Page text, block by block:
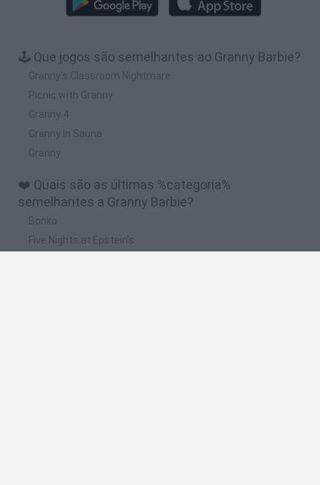
🕹️ Que jogos são semelhantes ao Granny Barbie?
Granny's Classroom Nightmare
Picnic with Granny
Granny 4
Granny In Sauna
Granny
❤️ Quais são as últimas %categoria%
semelhantes a Granny Barbie?
Bonko
Five Nights at Epstein's